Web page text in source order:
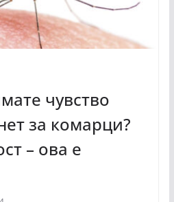
чувство
за комарци?
– ова е